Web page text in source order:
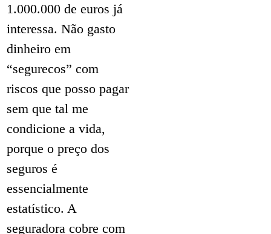
1.000.000 de euros já
interessa. Não gasto
dinheiro em
“segurecos” com
riscos que posso pagar
sem que tal me
condicione a vida,
porque o preço dos
seguros é
essencialmente
estatístico. A
seguradora cobre com